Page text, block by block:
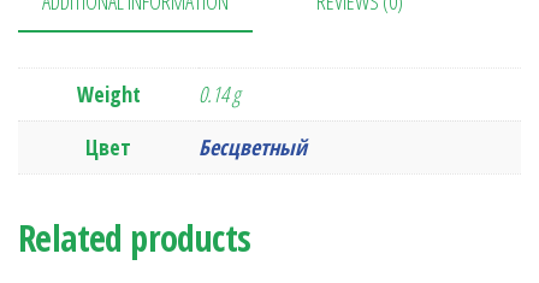
Weight
0.14 g
Цвет
Бесцветный
Related products